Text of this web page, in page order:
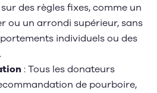
des règles fixes, comme un
ou un arrondi supérieur, sans
individuels ou des
: Tous les donateurs
de pourboire,